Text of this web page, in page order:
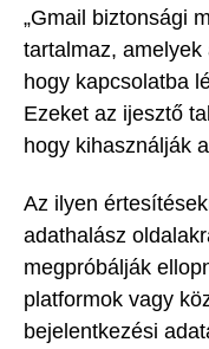
„Gmail biztonsági
tartalmaz,
hogy kapcsolatba
Ezeket az ijesztő
hogy kihasználják
Az ilyen
adathalász
megpróbálják
platformok vagy
bejelentkezési